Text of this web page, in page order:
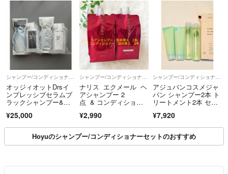
シャンプー/コンディショナーセット
オッジィオットDrsイ
ンプレッシブセラムブ
ラックシャンプー&マ
g レフィル
¥25,000
シャンプー/コンディショナーセット
ナリス エクメール ヘ
アシャンプー 2
点 & コンディショナ
計4点
¥2,990
シャンプー/コンディショナーセット
アジュバンコスメジャ
パン シャンプー2本 ト
リートメント2本 セッ
¥7,920
Hoyuのシャンプー/コンディショナーセットのおすすめ